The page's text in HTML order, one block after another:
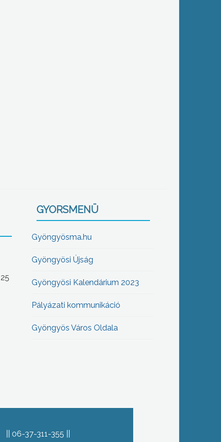
GYORSMENÜ
Gyöngyösma.hu
Gyöngyösi Újság
Gyöngyösi Kalendárium 2023
Pályázati kommunikáció
Gyöngyös Város Oldala
06-37-311-355